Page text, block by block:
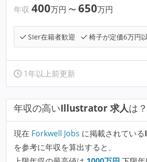
年収 400万円 〜 650万円
SIer在籍者歓迎 椅子が定価6万円
1年以上前更新
年収の高いIllustrator 求人は？
現在 Forkwell Jobs に掲載されている
を参考に年収を算出すると、